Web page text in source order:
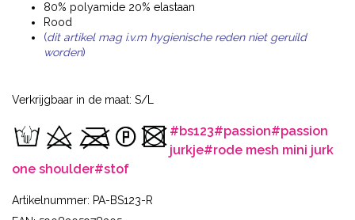
80% polyamide 20% elastaan
Rood
(dit artikel mag i.v.m hygienische reden niet geruild
worden)
Verkrijgbaar in de maat: S/L
#bs123#passion#passion
jurkje#rode mesh mini jurk
one shoulder#stof
Artikelnummer: PA-BS123-R